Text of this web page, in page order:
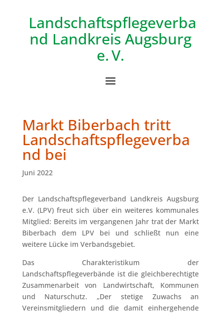
Landschaftspflegeverba
nd Landkreis Augsburg
e. V.
Markt Biberbach tritt
Landschaftspflegeverba
nd bei
Juni 2022
Der Landschaftspflegeverband Landkreis Augsburg
e.V. (LPV) freut sich über ein weiteres kommunales
Mitglied: Bereits im vergangenen Jahr trat der Markt
Biberbach dem LPV bei und schließt nun eine
weitere Lücke im Verbandsgebiet.
Das Charakteristikum der
Landschaftspflegeverbände ist die gleichberechtigte
Zusammenarbeit von Landwirtschaft, Kommunen
und Naturschutz. „Der stetige Zuwachs an
Vereinsmitgliedern und die damit einhergehende